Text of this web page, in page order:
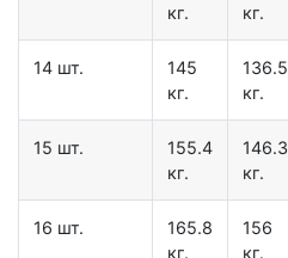
кг.
кг.
14 шт.
145
кг.
136.5
кг.
15 шт.
155.4
кг.
146.3
кг.
16 шт.
165.8
кг.
156
кг.